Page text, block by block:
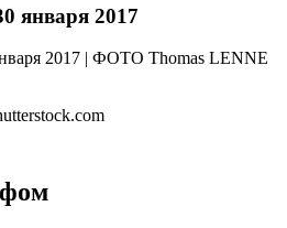
января 2017